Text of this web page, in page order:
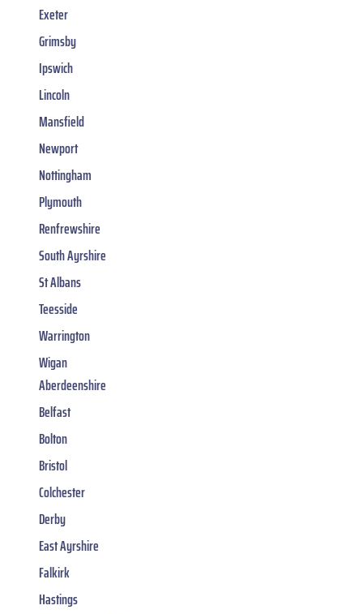
Exeter
Grimsby
Ipswich
Lincoln
Mansfield
Newport
Nottingham
Plymouth
Renfrewshire
South Ayrshire
St Albans
Teesside
Warrington
Wigan
Aberdeenshire
Belfast
Bolton
Bristol
Colchester
Derby
East Ayrshire
Falkirk
Hastings